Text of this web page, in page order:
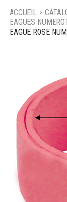
ACCUEIL >
BAGUES
BAGUE ROSE